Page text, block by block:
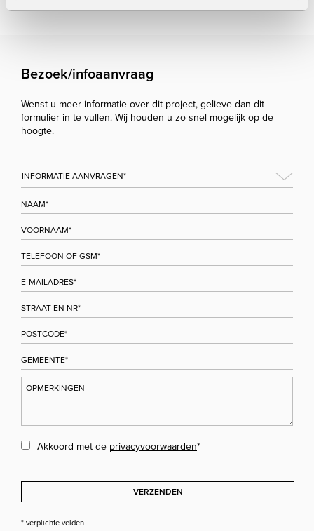
Bezoek/infoaanvraag
Wenst u meer informatie over dit project, gelieve dan dit
formulier in te vullen. Wij houden u zo snel mogelijk op de
hoogte.
Akkoord met de privacyvoorwaarden*
VERZENDEN
* verplichte velden